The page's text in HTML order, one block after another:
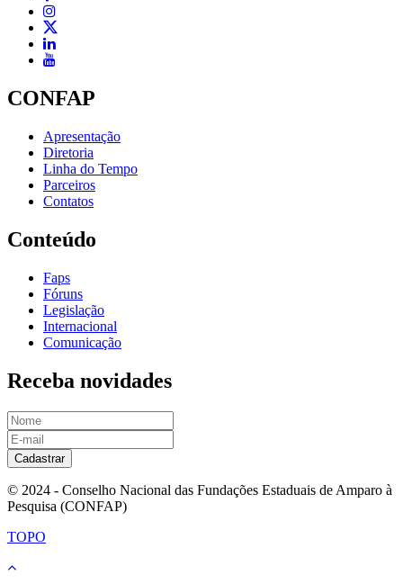
CONFAP
Apresentação
Diretoria
Linha do Tempo
Parceiros
Contatos
Conteúdo
Faps
Fóruns
Legislação
Internacional
Comunicação
Receba novidades
Cadastrar
© 2024 - Conselho Nacional das Fundações Estaduais de Amparo à
Pesquisa (CONFAP)
TOPO